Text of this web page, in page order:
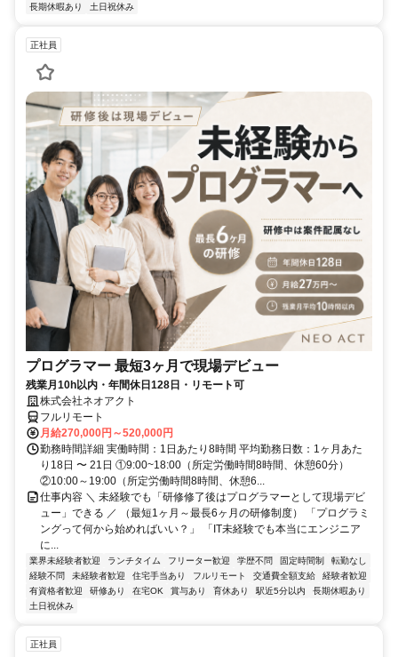
長期休暇あり
土日祝休み
正社員
プログラマー 最短3ヶ月で現場デビュー
残業月10h以内・年間休日128日・リモート可
株式会社ネオアクト
フルリモート
月給270,000円～520,000円
勤務時間詳細 実働時間：1日あたり8時間 平均勤務日数：1ヶ月あた
り18日 〜 21日 ①9:00~18:00（所定労働時間8時間、休憩60分）
②10:00～19:00（所定労働時間8時間、休憩6...
仕事内容 ＼ 未経験でも「研修修了後はプログラマーとして現場デビ
ュー」できる ／ （最短1ヶ月～最長6ヶ月の研修制度） 「プログラミ
ングって何から始めればいい？」 「IT未経験でも本当にエンジニア
に...
業界未経験者歓迎 ランチタイム フリーター歓迎 学歴不問 固定時間制
転勤なし
経験不問
未経験者歓迎 住宅手当あり フルリモート 交通費全額支給
経験者歓迎
有資格者歓迎
研修あり 在宅OK 賞与あり 育休あり 駅近5分以内
長期休暇あり
土日祝休み
正社員